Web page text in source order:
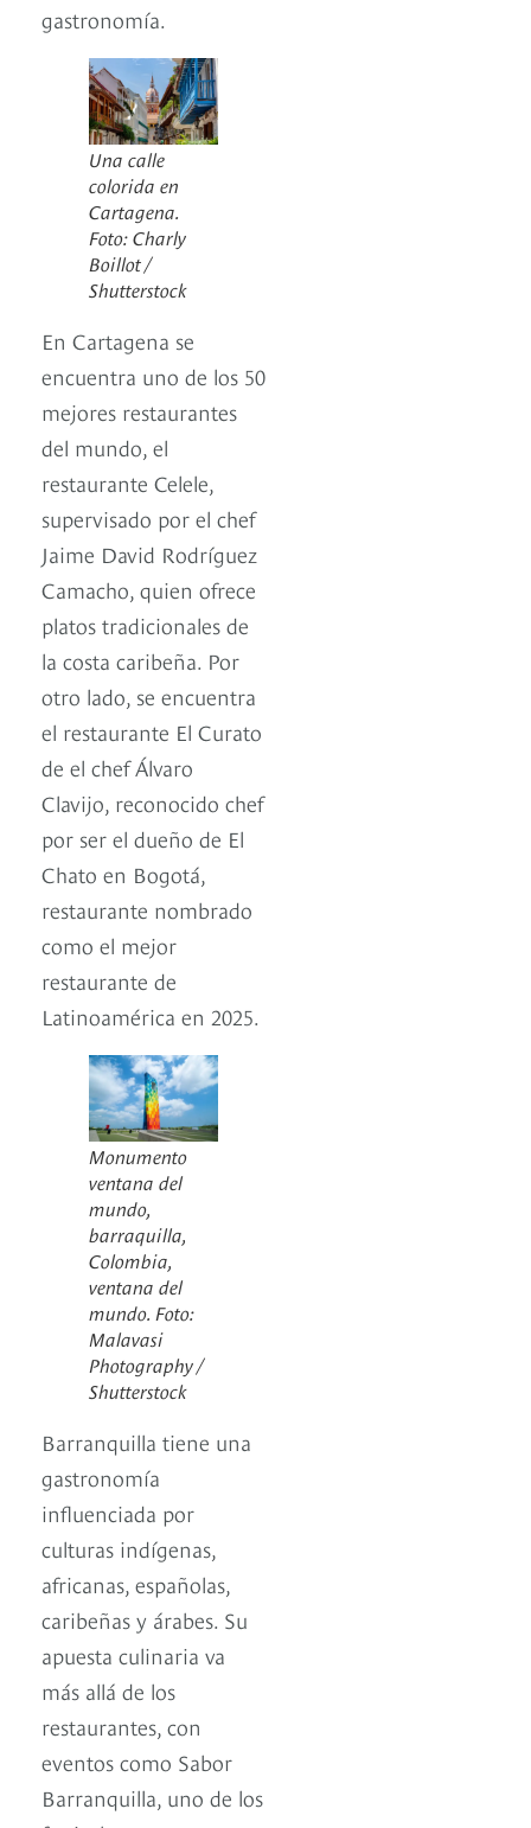
gastronomía.
Una calle
colorida en
Cartagena.
Foto: Charly
Boillot /
Shutterstock
En Cartagena se
encuentra uno de los 50
mejores restaurantes
del mundo, el
restaurante Celele,
supervisado por el chef
Jaime David Rodríguez
Camacho, quien ofrece
platos tradicionales de
la costa caribeña. Por
otro lado, se encuentra
el restaurante El Curato
de el chef Álvaro
Clavijo, reconocido chef
por ser el dueño de El
Chato en Bogotá,
restaurante nombrado
como el mejor
restaurante de
Latinoamérica en 2025.
Monumento
ventana del
mundo,
barraquilla,
Colombia,
ventana del
mundo. Foto:
Malavasi
Photography /
Shutterstock
Barranquilla tiene una
gastronomía
influenciada por
culturas indígenas,
africanas, españolas,
caribeñas y árabes. Su
apuesta culinaria va
más allá de los
restaurantes, con
eventos como Sabor
Barranquilla, uno de los